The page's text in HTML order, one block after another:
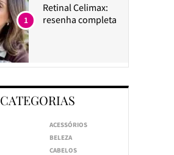
Retinal Celimax:
resenha completa
1
CATEGORIAS
ACESSÓRIOS
BELEZA
CABELOS